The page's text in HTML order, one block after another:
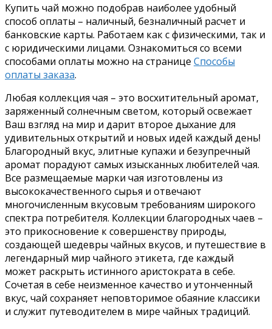
Купить чай можно подобрав наиболее удобный
способ оплаты – наличный, безналичный расчет и
банковские карты. Работаем как с физическими, так и
с юридическими лицами. Ознакомиться со всеми
способами оплаты можно на странице Способы
оплаты заказа.
Любая коллекция чая – это восхитительный аромат,
заряженный солнечным светом, который освежает
Ваш взгляд на мир и дарит второе дыхание для
удивительных открытий и новых идей каждый день!
Благородный вкус, элитные купажи и безупречный
аромат порадуют самых изысканных любителей чая.
Все размещаемые марки чая изготовлены из
высококачественного сырья и отвечают
многочисленным вкусовым требованиям широкого
спектра потребителя. Коллекции благородных чаев –
это прикосновение к совершенству природы,
создающей шедевры чайных вкусов, и путешествие в
легендарный мир чайного этикета, где каждый
может раскрыть истинного аристократа в себе.
Сочетая в себе неизменное качество и утонченный
вкус, чай сохраняет неповторимое обаяние классики
и служит путеводителем в мире чайных традиций.